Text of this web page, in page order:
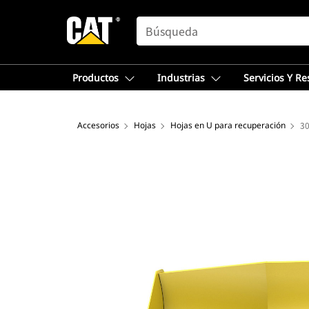
SEARCH
Productos Industrias Servicios Y
Accesorios Hojas Hojas en U para recuperación